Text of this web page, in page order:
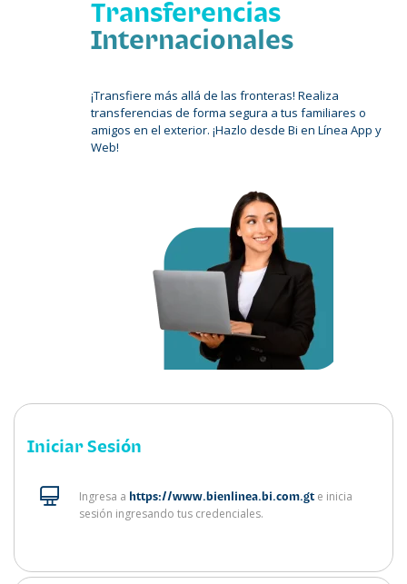
Transferencias
Internacionales
¡Transfiere más allá de las fronteras! Realiza
transferencias de forma segura a tus familiares o
amigos en el exterior. ¡Hazlo desde Bi en Línea App y
Web!
Iniciar Sesión
Ingresa a https://www.bienlinea.bi.com.gt e inicia
sesión ingresando tus credenciales.